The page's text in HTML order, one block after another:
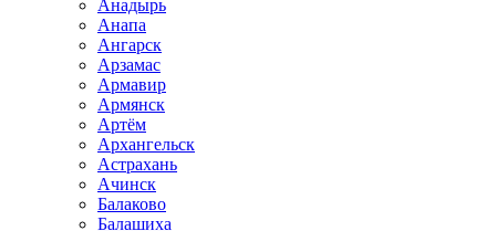
Анадырь
Анапа
Ангарск
Арзамас
Армавир
Армянск
Артём
Архангельск
Астрахань
Ачинск
Балаково
Балашиха